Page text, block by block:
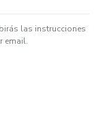
las instrucciones
email.